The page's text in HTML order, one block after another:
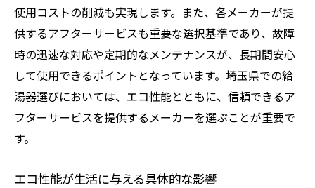
信頼できるメーカー選びの基準とポイント
実績あるメーカーの選び方とその理由
埼玉県でのユーザー評価と口コミの活用法
地元に密着した信頼性の高いメーカー紹介
メーカーの歴史と実績が示す信頼性
エネルギー効率の高い給湯器が環境と家計を守
使用コストの削減も実現します。また、各メーカーが提
供するアフターサービスも重要な選択基準であり、故障
時の迅速な対応や定期的なメンテナンスが、長期間安心
して使用できるポイントとなっています。埼玉県での給
湯器選びにおいては、エコ性能とともに、信頼できるア
フターサービスを提供するメーカーを選ぶことが重要で
す。
エコ性能が生活に与える具体的な影響